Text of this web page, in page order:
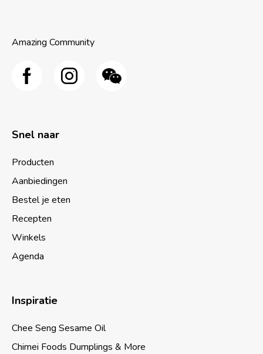
Amazing Community
Snel naar
Producten
Aanbiedingen
Bestel je eten
Recepten
Winkels
Agenda
Inspiratie
Chee Seng Sesame Oil
Chimei Foods Dumplings & More